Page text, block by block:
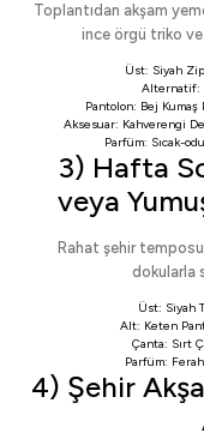
Toplantıdan akşam
ince örgü triko
Üst: Siyah
Alternatif:
Pantolon: Bej Kumaş
Aksesuar: Kahverengi
Parfüm: Sıcak-
3) Hafta
veya
Rahat şehir
dokularla
Üst: Siyah
Alt: Keten
Çanta: Sırt
Parfüm:
4) Şehir